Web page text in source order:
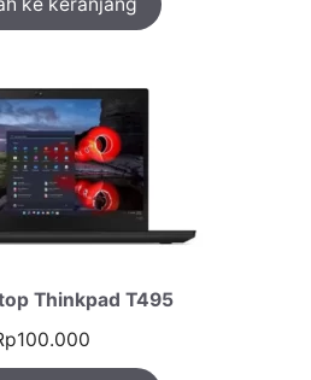
dari 5
Thinkpad T495
100.000